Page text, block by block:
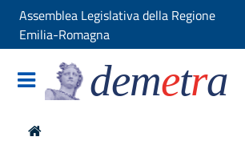
Assemblea Legislativa della Regione
Emilia-Romagna
demetra